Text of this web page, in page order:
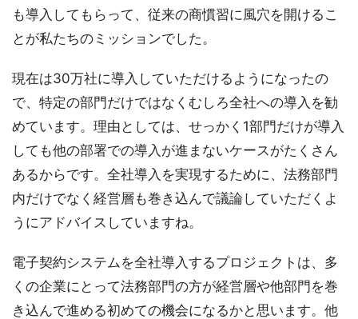
も導入してもらって、従来の商慣習に風穴を開けるこ
とが私たちのミッションでした。
現在は30万社に導入していただけるようになったの
で、特定の部門だけではなくむしろ全社への導入を勧
めています。理由としては、せっかく1部門だけが導入
しても他の部署での導入が進まないケースがたくさん
あるからです。全社導入を実現するために、法務部門
内だけでなく経営層も巻き込んで議論していただくよ
うにアドバイスしていますね。
電子契約システムを全社導入するプロジェクトは、多
くの企業にとって法務部門の方が経営層や他部門を巻
き込んで進める初めての機会になるかと思います。他